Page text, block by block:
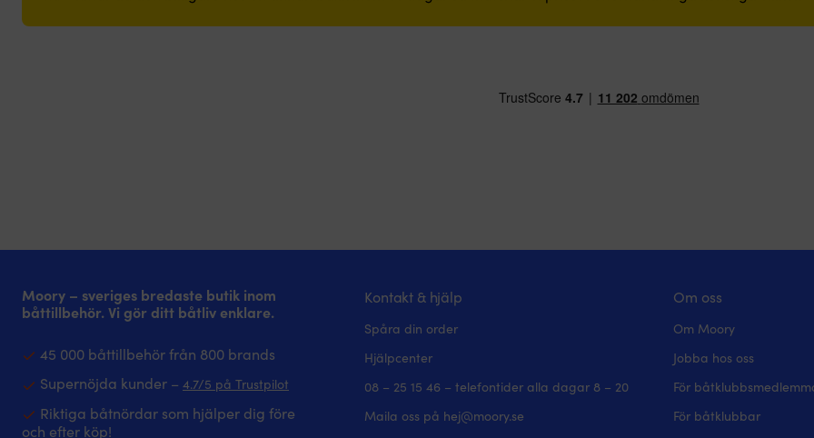
Moory – sveriges bredaste butik inom
båttillbehör. Vi gör ditt båtliv enklare.
45 000 båttillbehör från 800 brands
Supernöjda kunder – 4.7/5 på Trustpilot
Riktiga båtnördar som hjälper dig före
och efter köp!
Kontakt & hjälp
Spåra din order
Hjälpcenter
08 – 25 15 46 – telefontider alla dagar 8 – 20
Maila oss på hej@moory.se
Om oss
Om Moory
Jobba hos oss
För
För båtklubbar